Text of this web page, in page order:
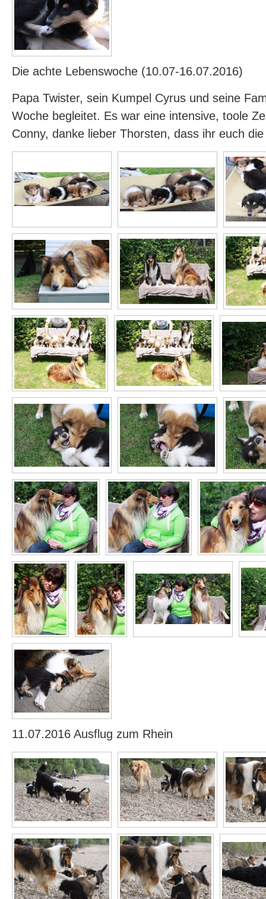
Die achte Lebenswoche (10.07-16.07.2016)
Papa Twister, sein Kumpel Cyrus und seine
Woche begleitet. Es war eine intensive, toole
Conny, danke lieber Thorsten, dass ihr euch
11.07.2016 Ausflug zum Rhein